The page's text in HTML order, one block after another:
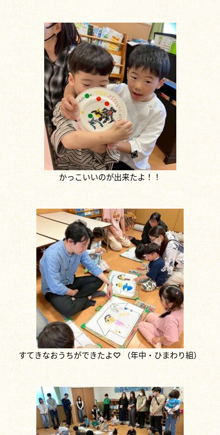
かっこいいのが出来たよ！！
すてきなおうちができたよ♡ （年中・ひまわり組）